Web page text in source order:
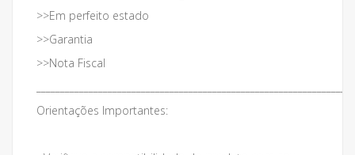
>>Em perfeito estado
>>Garantia
>>Nota Fiscal
Orientações Importantes: